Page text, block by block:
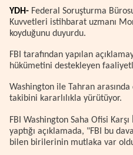
YDH- Federal Soruşturma
Kuvvetleri istihbarat uzmanı
koyduğunu duyurdu.
FBI tarafından yapılan
hükümetini destekleyen
Washington ile Tahran
takibini kararlılıkla yürütüyor.
FBI Washington Saha Ofisi
yaptığı açıklamada, "FBI bu
bilen birilerinin mutlaka var